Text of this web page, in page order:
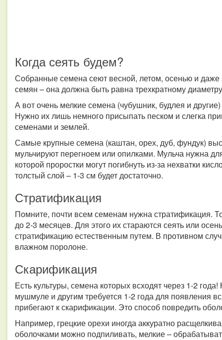
Когда сеять будем?
Собранные семена сеют весной, летом, осенью и даже
семян – она должна быть равна трехкратному
А вот очень мелкие семена (чубушник, будлея и
Нужно их лишь немного присыпать песком и слегка
семенами и землей.
Самые крупные семена (каштан, орех, дуб, фундук)
мульчируют перегноем или опилками. Мульча нужна
которой проростки могут погибнуть из-за нехватки
толстый слой – 1-3 см будет достаточно.
Стратификация
Помните, почти всем семенам нужна стратификация.
до 2-3 месяцев. Для этого их стараются сеять или
стратификацию естественным путем. В противном
влажном поролоне.
Скарификация
Есть культуры, семена которых всходят через 1-2
мушмуле и другим требуется 1-2 года для появления
прибегают к скарификации. Это способ повредить
Например, грецкие орехи иногда аккуратно
оболочками можно подпиливать, мелкие –